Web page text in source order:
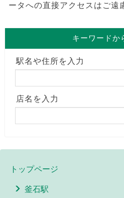
ータへの直接アクセスはご遠
キーワードか
駅名や住所を入力
店名を入力
トップページ
釜石駅